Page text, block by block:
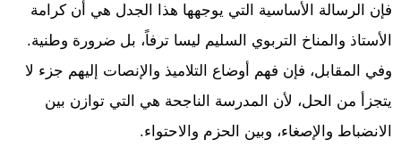
فإن الرسالة الأساسية التي يوجهها هذا الجدل هي أن كرامة
الأستاذ والمناخ التربوي السليم ليسا ترفاً، بل ضرورة وطنية.
وفي المقابل، فإن فهم أوضاع التلاميذ والإنصات إليهم جزء لا
يتجزأ من الحل، لأن المدرسة الناجحة هي التي توازن بين
الانضباط والإصغاء، وبين الحزم والاحتواء.